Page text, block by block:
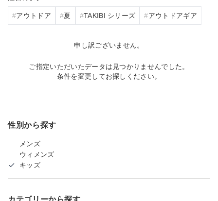
アウトドア 夏 TAKIBI シリーズ アウトドアギア
申し訳ございません。
ご指定いただいたデータは見つかりませんでした。
条件を変更してお探しください。
性別から探す
メンズ
ウィメンズ
キッズ
カテゴリーから探す